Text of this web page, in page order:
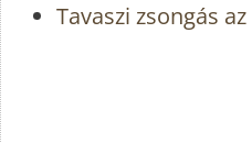
Tavaszi zsongás